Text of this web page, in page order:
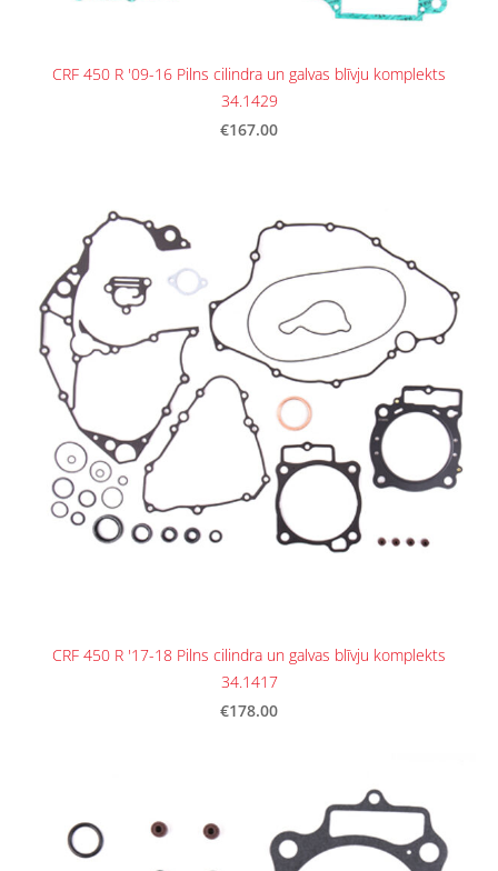
CRF 450 R '09-16 Pilns cilindra un galvas blīvju komplekts
34.1429
€167.00
CRF 450 R '17-18 Pilns cilindra un galvas blīvju komplekts
34.1417
€178.00